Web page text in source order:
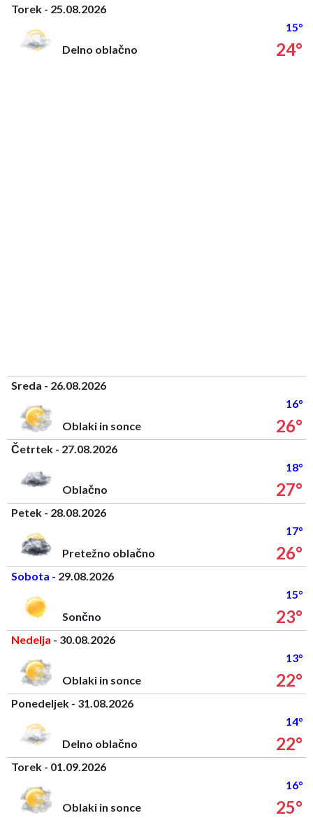
Torek - 25.08.2026
15°
Delno oblačno
24°
Sreda - 26.08.2026
16°
Oblaki in sonce
26°
Četrtek - 27.08.2026
18°
Oblačno
27°
Petek - 28.08.2026
17°
Pretežno oblačno
26°
Sobota - 29.08.2026
15°
Sončno
23°
Nedelja - 30.08.2026
13°
Oblaki in sonce
22°
Ponedeljek - 31.08.2026
14°
Delno oblačno
22°
Torek - 01.09.2026
16°
Oblaki in sonce
25°